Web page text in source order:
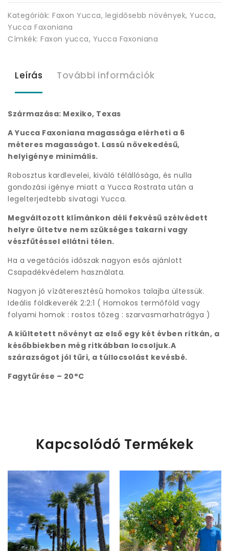
Kategóriák: Faxon Yucca, legidősebb növények, Yucca,
Yucca Faxoniana
Címkék: Faxon yucca, Yucca Faxoniana
Leírás További információk
Származása: Mexiko, Texas
A Yucca Faxoniana magassága elérheti a 6
méteres magasságot. Lassú növekedésű,
helyigénye minimális.
Robosztus kardlevelei, kiváló télállósága, és nulla
gondozási igénye miatt a Yucca Rostrata után a
legelterjedtebb sivatagi Yucca.
Megváltozott klímánkon déli fekvésű szélvédett
helyre ültetve nem szükséges takarni vagy
vészfűtéssel ellátni télen.
Ha a vegetációs időszak nagyon esős ajánlott
Csapadékvédelem használata.
Nagyon jó vízáteresztésû homokos talajba ültessük.
Ideális földkeverék 2:2:1 ( Homokos termőföld vagy
folyami homok : rostos tőzeg : szarvasmarhatrágya )
A kiültetett növényt az első egy két évben ritkán, a
későbbiekben még ritkábban locsoljuk.A
szárazságot jól tűri, a túllocsolást kevésbé.
Fagytűrése – 20°C
Kapcsolódó Termékek